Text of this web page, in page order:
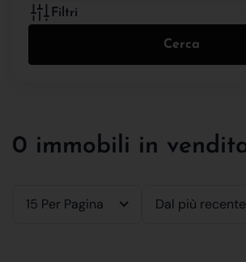
Filtri
Cerca
0 immobili in
15 Per Pagina Dal più recente